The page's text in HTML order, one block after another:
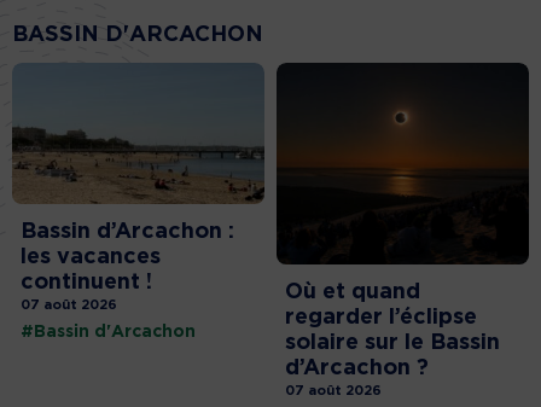
BASSIN D'ARCACHON
Bassin d’Arcachon :
les vacances
continuent !
07 août 2026
#Bassin d'Arcachon
Où et quand
regarder l’éclipse
solaire sur le Bassin
d’Arcachon ?
07 août 2026